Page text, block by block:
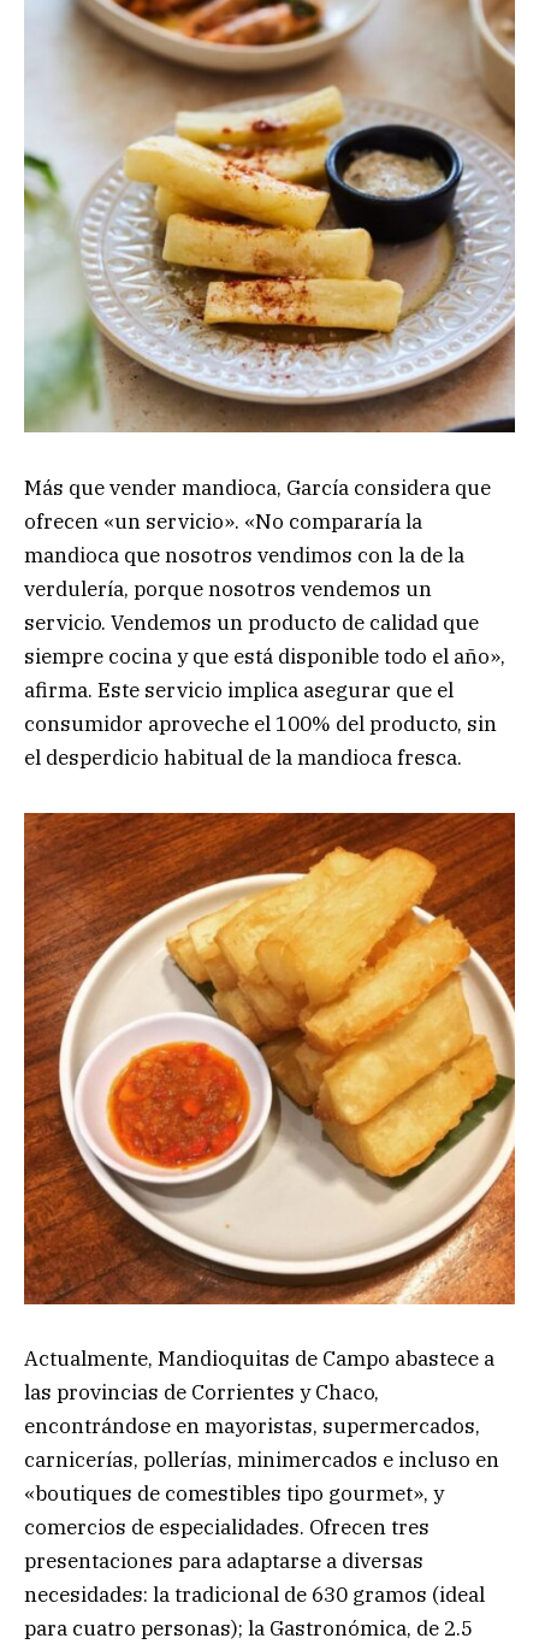
Más que vender mandioca, García considera que
ofrecen «un servicio». «No compararía la
mandioca que nosotros vendimos con la de la
verdulería, porque nosotros vendemos un
servicio. Vendemos un producto de calidad que
siempre cocina y que está disponible todo el año»,
afirma. Este servicio implica asegurar que el
consumidor aproveche el 100% del producto, sin
el desperdicio habitual de la mandioca fresca.
Actualmente, Mandioquitas de Campo abastece a
las provincias de Corrientes y Chaco,
encontrándose en mayoristas, supermercados,
carnicerías, pollerías, minimercados e incluso en
«boutiques de comestibles tipo gourmet», y
comercios de especialidades. Ofrecen tres
presentaciones para adaptarse a diversas
necesidades: la tradicional de 630 gramos (ideal
para cuatro personas); la Gastronómica, de 2.5